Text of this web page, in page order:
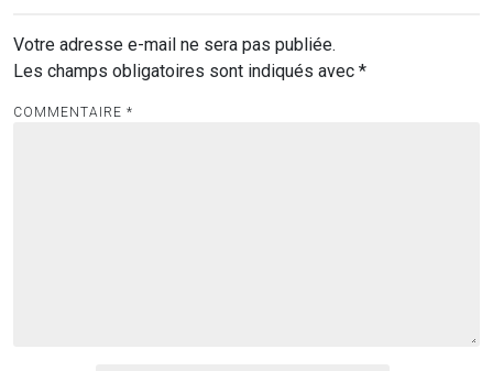
Votre adresse e-mail ne sera pas publiée.
Les champs obligatoires sont indiqués avec *
COMMENTAIRE *